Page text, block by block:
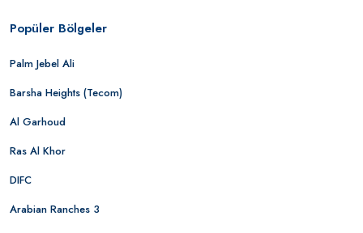
Popüler Bölgeler
Palm Jebel Ali
Barsha Heights (Tecom)
Al Garhoud
Ras Al Khor
DIFC
Arabian Ranches 3